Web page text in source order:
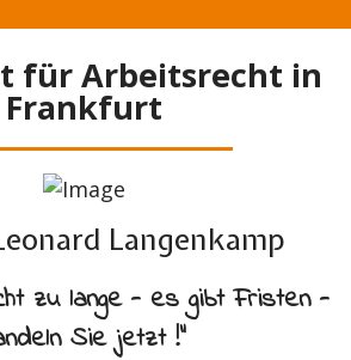
für Arbeitsrecht in
Frankfurt
Langenkamp
zu lange - es gibt Fristen -
Sie jetzt !"